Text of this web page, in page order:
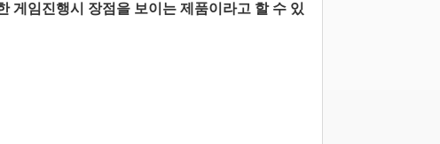
게임진행시 장점을 보이는 제품이라고 할 수 있